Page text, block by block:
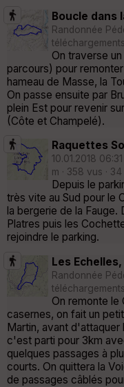
Boucle dans
Randonnée
téléchargements
On traverse
parcours) pour
hameau de Masse, la
On passe ensuite par
plein Est pour revenir
(Côte et Champelé).
Raquettes
10.01.2018
m · 358 vus ·
Depuis le
très vite au Sud pour le
la bergerie de la
Platres puis les
rejoindre le parking.
Les
Randonnée
téléchargements
On remonte le
casernes, on fait un
Martin, avant d'attaquer
c'est parti pour 3km
quelques passages à
courts. On quittera la
de passages câblés